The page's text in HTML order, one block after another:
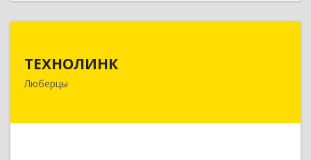
ТЕХНОЛИНК
Люберцы